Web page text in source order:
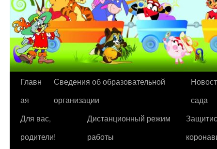
Перейти
содержимому
Главн
ая
Сведения об образовательной
организации
сада
Для вас,
родители!
Дистанционный режим
работы